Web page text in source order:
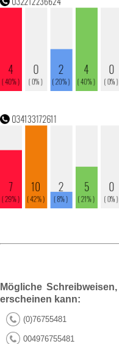
Mögliche
erscheinen kann:
(0)76755481
004976755481